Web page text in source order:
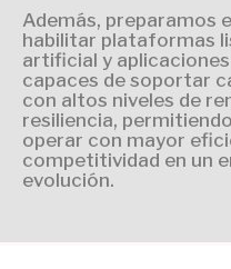
Además, preparamos
habilitar plataformas
artificial y
capaces de soportar
con altos niveles de
resiliencia,
operar con mayor
competitividad en un
evolución.